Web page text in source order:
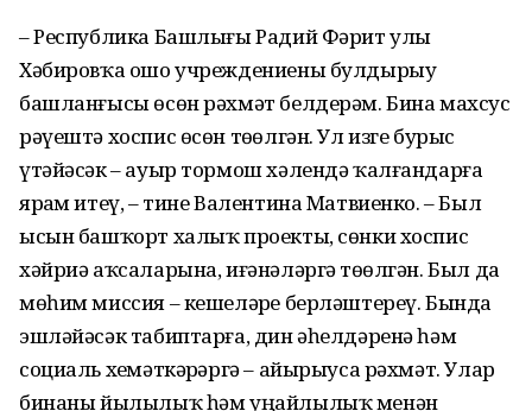
– Республика Башлығы Радий Фәрит улы
Хәбировҡа ошо учреждениены булдырыу
башланғысы өсөн рәхмәт белдерәм. Бина махсус
рәүештә хоспис өсөн төҙөлгән. Ул изге бурыс
үтәйәсәк – ауыр тормош хәлендә ҡалғандарға
ярҙам итеү, – тине Валентина Матвиенко. – Был
ысын башҡорт халыҡ проекты, сөнки хоспис
хәйриә аҡсаларына, иғәнәләргә төҙөлгән. Был да
мөһим миссия – кешеләрҙе берләштереү. Бында
эшләйәсәк табиптарға, дин әһелдәренә һәм
социаль хеҙмәткәрҙәргә – айырыуса рәхмәт. Улар
бинаны йылылыҡ һәм уңайлылыҡ менән